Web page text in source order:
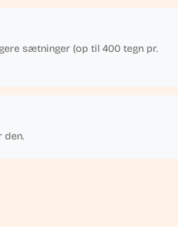
sætninger (op til 400 tegn pr.
den.